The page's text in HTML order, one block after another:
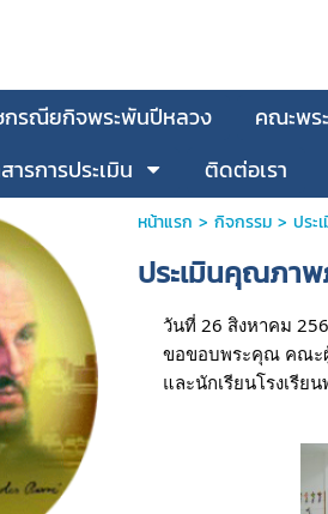
กรณียกิจพระพันปีหลวง คณะพร
ารการประเมิน ติดต่อเรา
หน้าแรก > กิจกรรม> ประ
ประเมินคุณภา
วันที่ 26 สิงหาคม
ขอขอบพระคุณ คณะผู้
และนักเรียนโรงเรีย